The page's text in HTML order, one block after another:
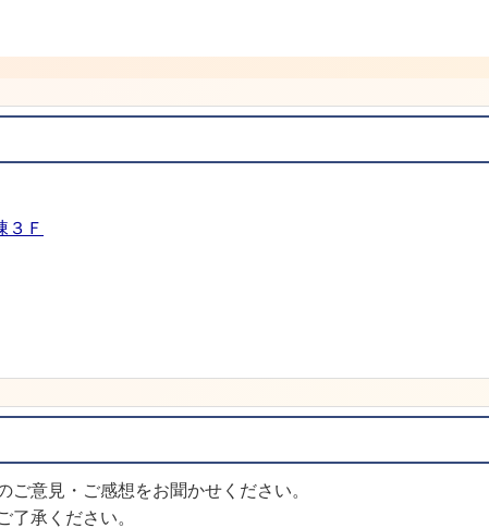
Ｆ
意見・ご感想をお聞かせください。
了承ください。